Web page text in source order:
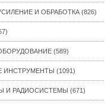
И ОБРАБОТКА (826)
(589)
ИНСТРУМЕНТЫ (1091)
И РАДИОСИСТЕМЫ (671)